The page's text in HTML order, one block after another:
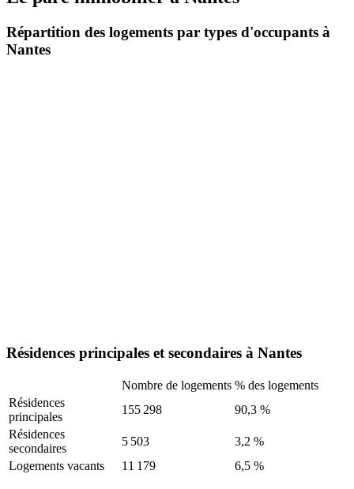
Répartition des logements par types d'occupants à
Nantes
Résidences principales et secondaires à Nantes
Nombre de logements % des logements
Résidences
principales
155 298
90,3 %
Résidences
secondaires
5 503
3,2 %
Logements vacants
11 179 6,5 %